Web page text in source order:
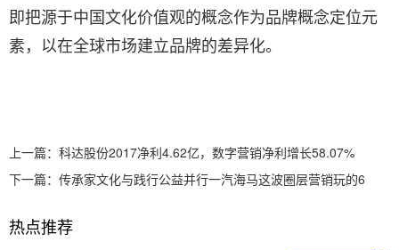
即把源于中国文化价值观的概念作为品牌概念定位元
素，以在全球市场建立品牌的差异化。
上一篇： 科达股份2017净利4.62亿，数字营销净利增长58.07%
下一篇： 传承家文化与践行公益并行一汽海马这波圈层营销玩的6
热点推荐